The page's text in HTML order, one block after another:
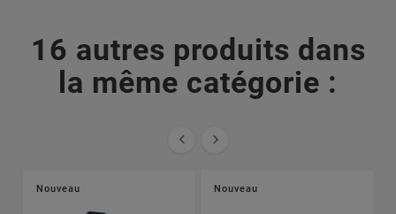
16 autres produits dans
la même catégorie :
 
Nouveau Nouveau